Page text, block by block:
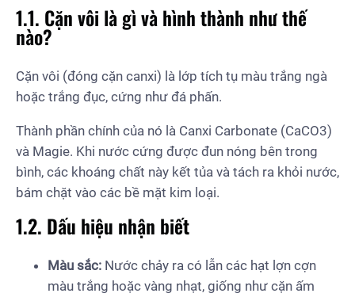
1.1. Cặn vôi là gì và hình thành như thế
nào?
Cặn vôi (đóng cặn canxi) là lớp tích tụ màu trắng ngà
hoặc trắng đục, cứng như đá phấn.
Thành phần chính của nó là Canxi Carbonate (CaCO3)
và Magie. Khi nước cứng được đun nóng bên trong
bình, các khoáng chất này kết tủa và tách ra khỏi nước,
bám chặt vào các bề mặt kim loại.
1.2. Dấu hiệu nhận biết
Màu sắc: Nước chảy ra có lẫn các hạt lợn cợn
màu trắng hoặc vàng nhạt, giống như cặn ấm